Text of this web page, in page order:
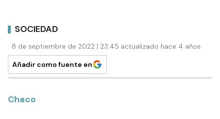
SOCIEDAD
8 de septiembre de 2022 | 23:45 actualizado hace 4 años
Añadir como fuente en
Chaco